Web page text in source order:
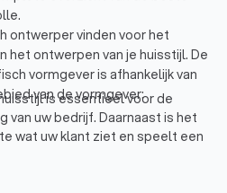
ontwerper vinden voor het
het ontwerpen van je huisstijl. De
vormgever is afhankelijk van
van de vormgever:
uw bedrijf. Daarnaast is het
wat uw klant ziet en speelt een